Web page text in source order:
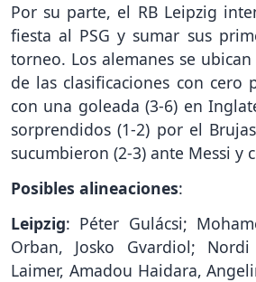
Por su parte, el RB Leipzig
fiesta al PSG y sumar sus
torneo. Los alemanes se
de las clasificaciones con cero
con una goleada (3-6) en
sorprendidos (1-2) por el
sucumbieron (2-3) ante Messi y
Posibles alineaciones:
Leipzig: Péter Gulácsi;
Orban, Josko Gvardiol;
Laimer, Amadou Haidara,